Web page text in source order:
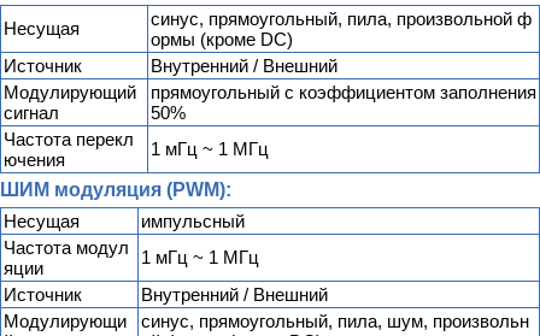
Несущая
синус, прямоугольный, пила, произвольной ф
ормы (кроме DC)
Источник
Внутренний / Внешний
Модулирующий
сигнал
прямоугольный с коэффициентом заполнения
50%
Частота перекл
ючения
1 мГц ~ 1 МГц
ШИМ модуляция (PWM):
Несущая
импульсный
Частота модул
яции
1 мГц ~ 1 МГц
Источник
Внутренний / Внешний
Модулирующи
синус, прямоугольный, пила, шум, произвольн